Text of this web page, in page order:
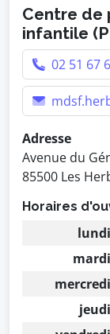
Centre
infantile
02 51 67
Adresse
Avenue du
85500 Les
Horaires
lundi
mardi
mercredi
jeudi